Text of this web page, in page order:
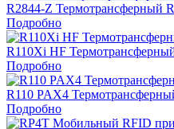
R2844-Z Термотрансферный
Подробно
R110Xi HF
Подробно
R110 PAX4
Подробно